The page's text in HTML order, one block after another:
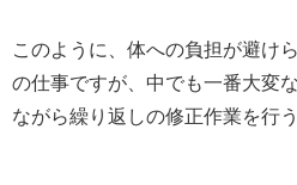
このように、体への負担が避け
の仕事ですが、中でも一番大変
ながら繰り返しの修正作業を行